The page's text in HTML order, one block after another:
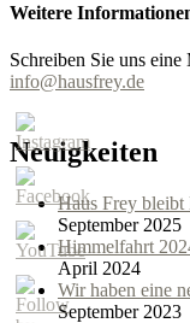
Weitere
Schreiben Sie uns eine
info@hausfrey.de
Neuigkeiten
Haus Frey bleibt
September 2025
Himmelfahrt
April 2024
Wir haben eine
September 2023